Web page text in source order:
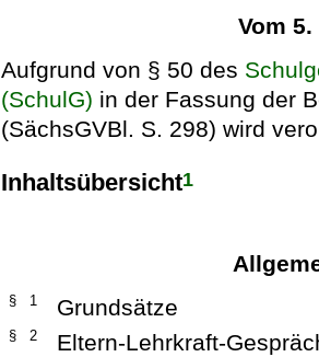
Vom
Aufgrund von § 50 des
(SchulG) in der Fassung der
(SächsGVBl. S. 298) wird
Inhaltsübersicht1
§ 1 Grundsätze
§ 2 Eltern-Lehrkraft-